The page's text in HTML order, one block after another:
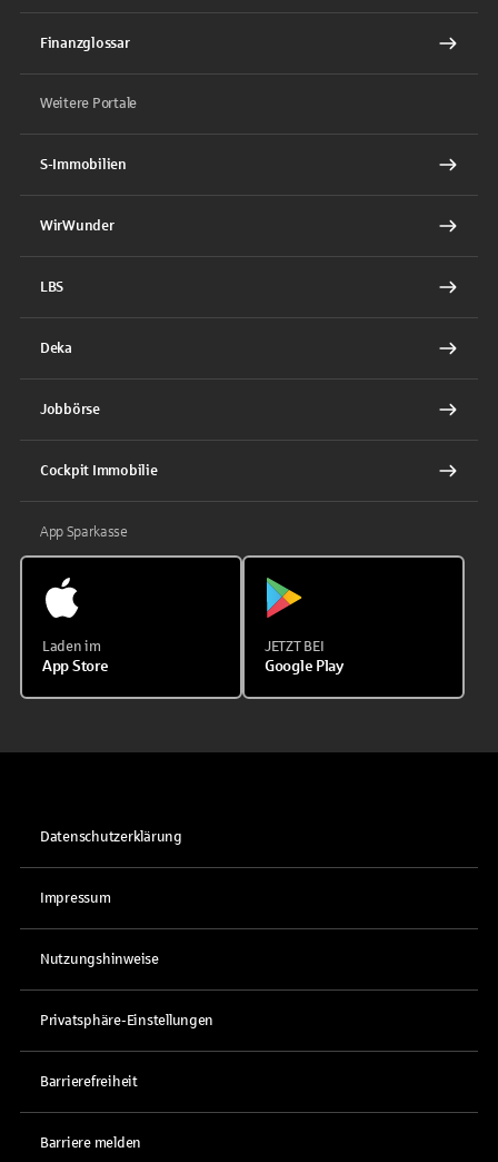
Finanzglossar
Weitere Portale
S-Immobilien
WirWunder
LBS
Deka
Jobbörse
Cockpit Immobilie
App Sparkasse
Laden im
App Store
JETZT BEI
Google Play
Datenschutzerklärung
Impressum
Nutzungshinweise
Privatsphäre-Einstellungen
Barrierefreiheit
Barriere melden